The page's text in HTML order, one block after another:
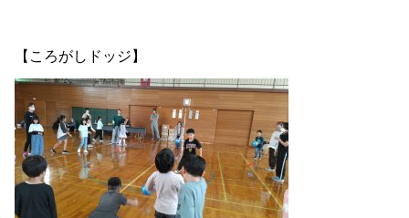
【ころがしドッジ】